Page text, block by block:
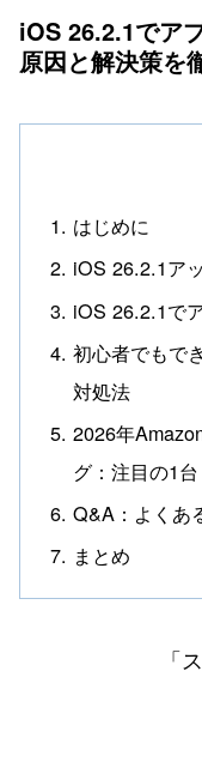
iOS 26.2.1でア
原因と解決策を
はじめに
iOS 26.2.1ア
iOS 26.2.1で
初心者でもで
対処法
2026年
グ：注目の1台
Q&A：よくあ
まとめ
「